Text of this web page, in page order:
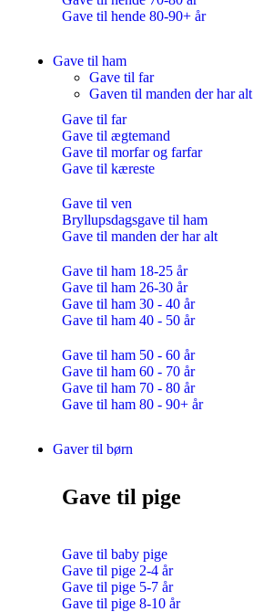
Gave til hende 80-90+ år
Gave til ham
Gave til far
Gaven til manden der har alt
Gave til far
Gave til ægtemand
Gave til morfar og farfar
Gave til kæreste
Gave til ven
Bryllupsdagsgave til ham
Gave til manden der har alt
Gave til ham 18-25 år
Gave til ham 26-30 år
Gave til ham 30 - 40 år
Gave til ham 40 - 50 år
Gave til ham 50 - 60 år
Gave til ham 60 - 70 år
Gave til ham 70 - 80 år
Gave til ham 80 - 90+ år
Gaver til børn
Gave til pige
Gave til baby pige
Gave til pige 2-4 år
Gave til pige 5-7 år
Gave til pige 8-10 år